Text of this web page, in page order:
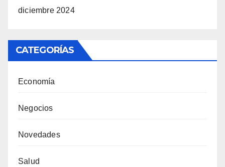
diciembre 2024
CATEGORÍAS
Economía
Negocios
Novedades
Salud